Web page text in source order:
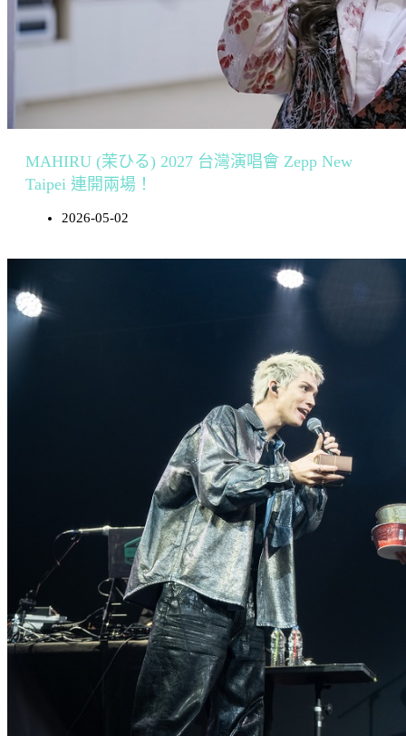
MAHIRU (茉ひる) 2027 台灣演唱會 Zepp New
Taipei 連開兩場！
2026-05-02